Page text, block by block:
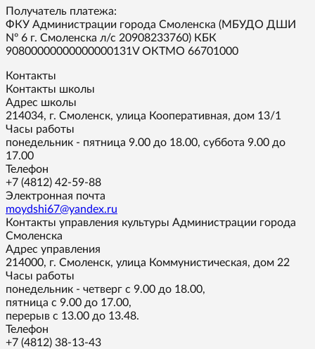
Получатель платежа:
ФКУ Администрации города Смоленска (МБУДО ДШИ
Nº 6 г. Смоленска л/с 20908233760) КБК
90800000000000000131V ОКТМО 66701000
Контакты
Контакты школы
Адрес школы
214034, г. Смоленск, улица Кооперативная, дом 13/1
Часы работы
понедельник - пятница 9.00 до 18.00, суббота 9.00 до
17.00
Телефон
+7 (4812) 42-59-88
Электронная почта
moydshi67@yandex.ru
Контакты управления культуры Администрации города
Смоленска
Адрес управления
214000, г. Смоленск, улица Коммунистическая, дом 22
Часы работы
понедельник - четверг с 9.00 до 18.00,
пятница с 9.00 до 17.00,
перерыв с 13.00 до 13.48.
Телефон
+7 (4812) 38-13-43